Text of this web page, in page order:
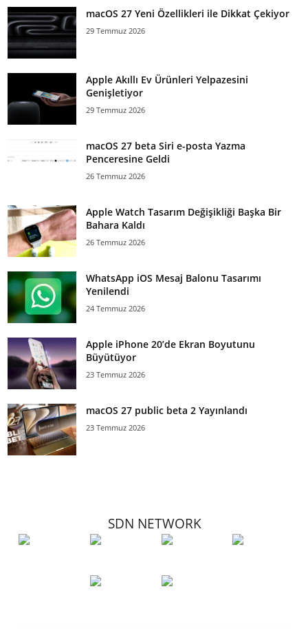
macOS 27 Yeni Özellikleri ile Dikkat Çekiyor
29 Temmuz 2026
Apple Akıllı Ev Ürünleri Yelpazesini
Genişletiyor
29 Temmuz 2026
macOS 27 beta Siri e-posta Yazma
Penceresine Geldi
26 Temmuz 2026
Apple Watch Tasarım Değişikliği Başka Bir
Bahara Kaldı
26 Temmuz 2026
WhatsApp iOS Mesaj Balonu Tasarımı
Yenilendi
24 Temmuz 2026
Apple iPhone 20’de Ekran Boyutunu
Büyütüyor
23 Temmuz 2026
macOS 27 public beta 2 Yayınlandı
23 Temmuz 2026
SDN NETWORK